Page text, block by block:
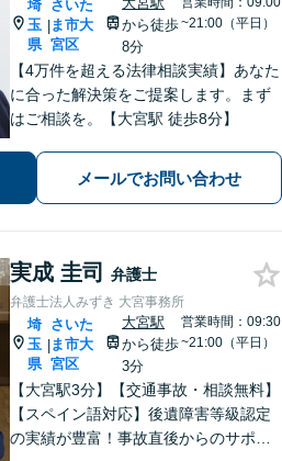
埼
玉
県
|
さいた
ま市大
宮区
から徒歩
8分
~21:00（平日）
【4万件を超える法律相談実績】あなた
に合った解決策をご提案します。まず
はご相談を。【大宮駅 徒歩8分】
メールでお問い合わせ
実成 圭司 弁護士
弁護士法人みずき 大宮事務所
埼
玉
県
|
さいた
ま市大
宮区
大宮駅
から徒歩
3分
営業時間：09:30
~21:00（平日）
【大宮駅3分】【交通事故・相談無料】
【スペイン語対応】後遺障害等級認定
の実績が豊富！事故直後からのサポー